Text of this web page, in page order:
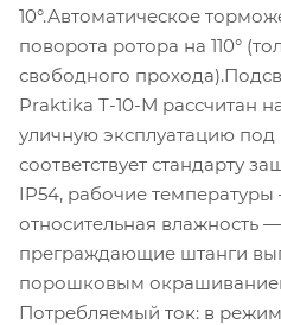
10°.Автоматическое
поворота ротора на 110°
свободного
Praktika Т-10-М рассчитан
уличную эксплуатацию под
соответствует стандарту
IP54, рабочие
относительная влажность
преграждающие штанги
порошковым
Потребляемый ток: в